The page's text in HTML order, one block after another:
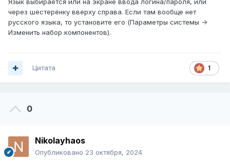
Язык выбирается или на экране ввода логина/пароля, или
через шестерёнку вверху справа. Если там вообще нет
русского языка, то установите его (Параметры системы ->
Изменить набор компонентов).
1
Цитата
0
Nikolayhaos
Опубликовано 23 октября, 2024